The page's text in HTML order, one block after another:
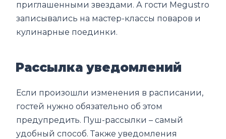
приглашенными звездами. А гости Megustro
записывались на мастер-классы поваров и
кулинарные поединки.
Рассылка уведомлений
Если произошли изменения в расписании,
гостей нужно обязательно об этом
предупредить. Пуш-рассылки – самый
удобный способ. Также уведомления